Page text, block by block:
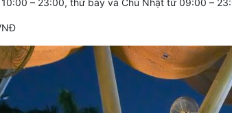
– 23:00, thứ bảy và Chủ Nhật từ 09:00 –